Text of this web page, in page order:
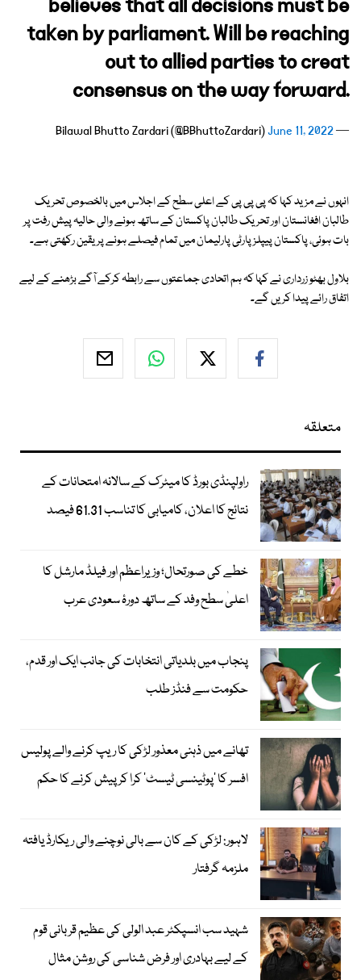
taken by parliament. Will be reaching
out to allied parties to creat
consensus on the way forward.
— Bilawal Bhutto Zardari (@BBhuttoZardari)
June 11, 2022
انہوں نے مزید کہا کہ پی پی پی کے اعلی سطح کے اجلاس میں بالخصوص تحریک
طالبان افغانستان اور تحریک طالبان پاکستان کے ساتھ ہونے والی حالیہ پیش رفت پر
بات ہوئی، پاکستان پیپلز پارٹی پارلیمان میں تمام فیصلے ہونے پر یقین رکھتی ہے۔
بلاول بھٹو زرداری نے کہا کہ ہم اتحادی جماعتوں سے رابطہ کرکے آگے بڑھنے کے لیے
اتفاق رائے پیدا کریں گے۔
متعلقہ
راولپنڈی بورڈ کا میٹرک کے سالانہ امتحانات کے
نتائج کا اعلان، کامیابی کا تناسب 61.31 فیصد
خطے کی صورتحال؛ وزیراعظم اور فیلڈ مارشل کا
اعلیٰ سطح وفد کے ساتھ دورۂ سعودی عرب
پنجاب میں بلدیاتی انتخابات کی جانب ایک اور قدم،
حکومت سے فنڈز طلب
تھانے میں ذہنی معذور لڑکی کا ریپ کرنے والے پولیس
افسر کا ’پوٹینسی ٹیسٹ‘ کرا کر پیش کرنے کا حکم
لاہور: لڑکی کے کان سے بالی نوچنے والی ریکارڈ یافتہ
ملزمہ گرفتار
شہید سب انسپکٹر عبد الولی کی عظیم قربانی قوم
کے لیے بہادری اور فرض شناسی کی روشن مثال